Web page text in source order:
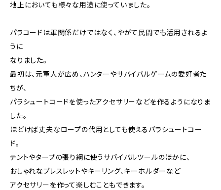
地上においても様々な用途に使っていました。
パラコードは軍関係だけではなく、やがて民間でも活用されるよ
うに
なりました。
最初は、元軍人が広め、ハンターやサバイバルゲームの愛好者た
ちが、
パラシュートコードを使ったアクセサリーなどを作るようになりま
した。
ほどけば丈夫なロープの代用としても使えるパラシュートコー
ド。
テントやタープの張り綱に使うサバイバルツールのほかに、
おしゃれなブレスレットやキーリング、キーホルダーなど
アクセサリーを作って楽しむこともできます。